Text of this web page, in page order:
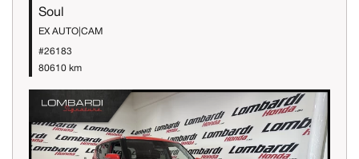
Soul
EX AUTO|CAM
#26183
80610 km